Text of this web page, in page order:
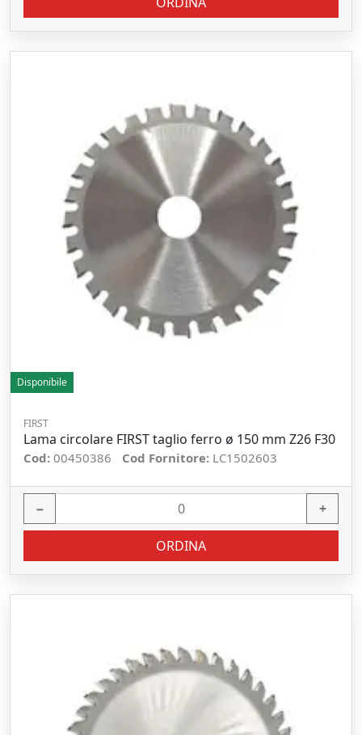
Disponibile
FIRST
Lama circolare FIRST taglio ferro ø 150 mm Z26 F30
Cod: 00450386 Cod Fornitore: LC1502603
− +
ORDINA